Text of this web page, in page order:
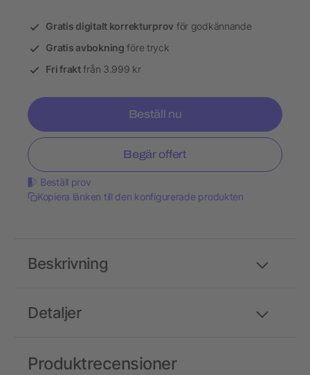
Gratis digitalt korrekturprov för godkännande
Gratis avbokning före tryck
Fri fraktfrån 3.999 kr
Beställ nu
Begär offert
Beställ prov
Kopiera länken till den konfigurerade produkten
Detaljer
Beskrivning
Produktrecensioner